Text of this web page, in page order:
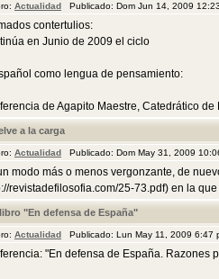
Actualidad Publicado: Dom Jun 14, 2009
contertulios:
en Junio de 2009 el ciclo
como lengua de pensamiento:
de Agapito Maestre, Catedrático
a la carga
Actualidad Publicado: Dom May 31, 2009
modo más o menos vergonzante, de
revistadefilosofia.com/25-73.pdf) en la
"En defensa de España"
Actualidad Publicado: Lun May 11, 2009
"En defensa de España. Razones